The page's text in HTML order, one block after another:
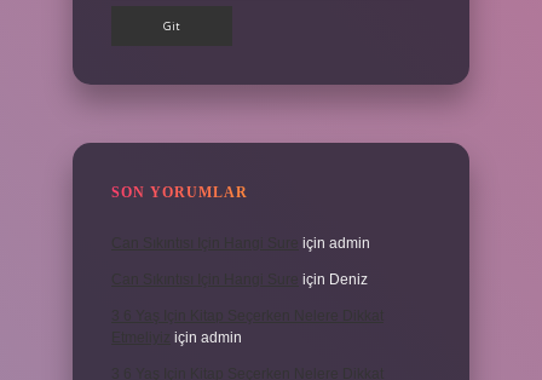
SON YORUMLAR
için admin
için Deniz
için admin